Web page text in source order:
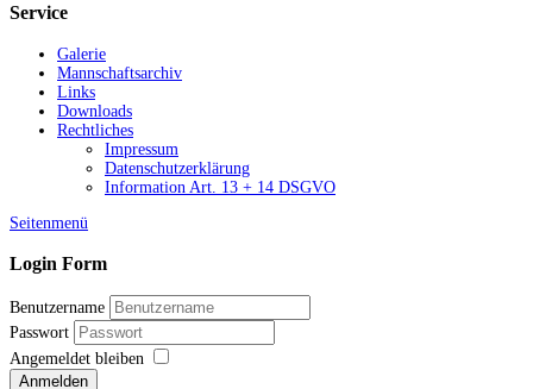
Service
Galerie
Mannschaftsarchiv
Links
Downloads
Rechtliches
Impressum
Datenschutzerklärung
Information Art. 13 + 14 DSGVO
Seitenmenü
Login Form
Benutzername
Passwort
Angemeldet bleiben
Anmelden